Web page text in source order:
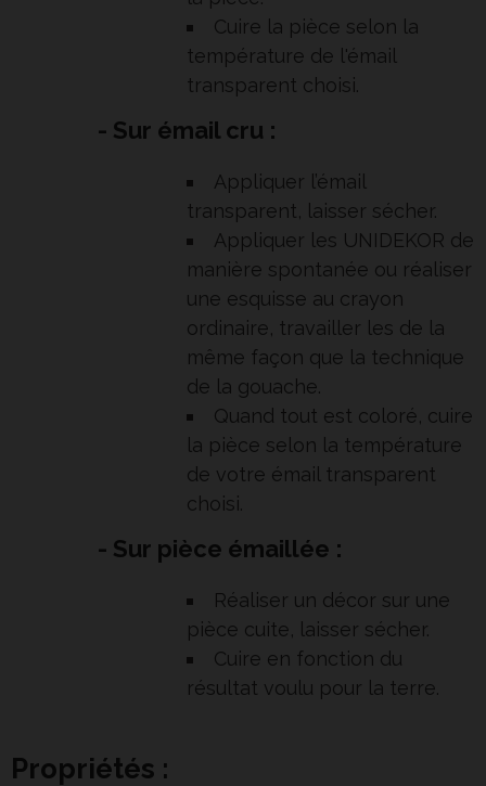
Cuire la pièce selon la
température de l'émail
transparent choisi.
- Sur émail cru :
Appliquer l’émail
transparent, laisser sécher.
Appliquer les UNIDEKOR de
manière spontanée ou réaliser
une esquisse au crayon
ordinaire, travailler les de la
même façon que la technique
de la gouache.
Quand tout est coloré, cuire
la pièce selon la température
de votre émail transparent
choisi.
- Sur pièce émaillée :
Réaliser un décor sur une
pièce cuite, laisser sécher.
Cuire en fonction du
résultat voulu pour la terre.
Propriétés :